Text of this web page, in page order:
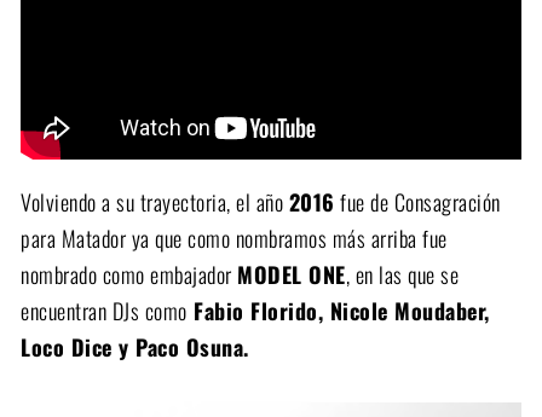
Volviendo a su trayectoria, el año2016 fue de Consagración
para Matador ya que como nombramos más arriba fue
nombrado como embajador MODEL ONE, en las que se
encuentran DJs como Fabio Florido, Nicole Moudaber,
Loco Dice y Paco Osuna.